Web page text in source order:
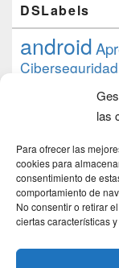
las
Para ofrecer las
cookies para
consentimiento de
comportamiento de
No consentir o retirar
ciertas características
DSLabels
android
datos
Formación
proyecto PS4 python
raspbian
transmission